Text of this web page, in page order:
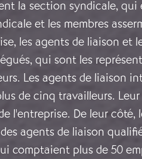
la section syndicale, qui
et les membres
les agents de liaison et
qui sont les
Les agents de liaison
de cinq travailleurs.
l'entreprise. De leur côté,
agents de liaison
comptaient plus de 50